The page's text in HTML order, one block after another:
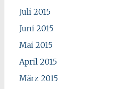
Juli 2015
Juni 2015
Mai 2015
April 2015
März 2015